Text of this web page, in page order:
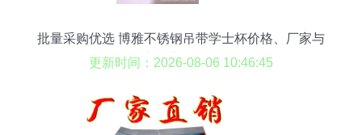
批量采购优选 博雅不锈钢吊带学士杯价格、厂家与
产品实拍解析
更新时间：2026-08-06 10:46:45